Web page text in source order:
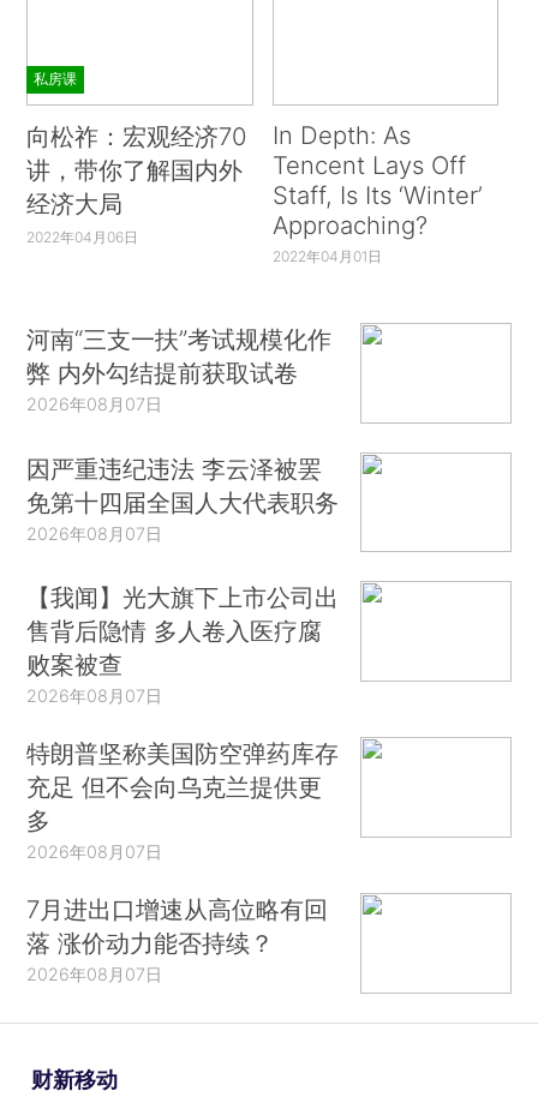
私房课
向松祚：宏观经济70
讲，带你了解国内外
经济大局
2022年04月06日
In Depth: As
Tencent Lays Off
Staff, Is Its ‘Winter’
Approaching?
2022年04月01日
河南“三支一扶”考试规模化作
弊 内外勾结提前获取试卷
2026年08月07日
因严重违纪违法 李云泽被罢
免第十四届全国人大代表职务
2026年08月07日
【我闻】光大旗下上市公司出
售背后隐情 多人卷入医疗腐
败案被查
2026年08月07日
特朗普坚称美国防空弹药库存
充足 但不会向乌克兰提供更
多
2026年08月07日
7月进出口增速从高位略有回
落 涨价动力能否持续？
2026年08月07日
财新移动